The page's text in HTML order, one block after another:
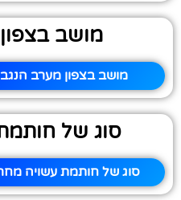
מושב
מושב בצפון מערב
סוג של
סוג של חותמת עשויה